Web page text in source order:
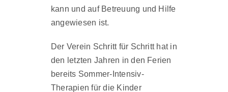
kann und auf Betreuung und Hilfe
angewiesen ist.
Der Verein Schritt für Schritt hat in
den letzten Jahren in den Ferien
bereits Sommer-Intensiv-
Therapien für die Kinder